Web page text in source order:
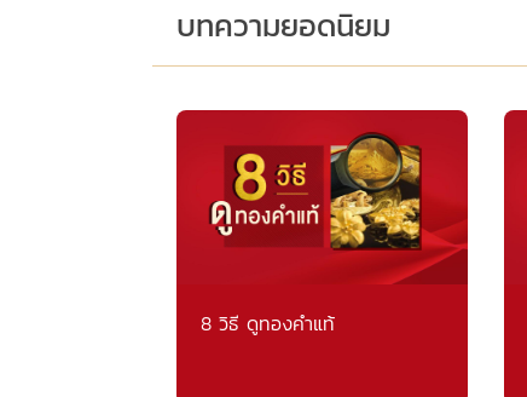
บทความยอดนิยม
8 วิธี ดูทองคำแท้